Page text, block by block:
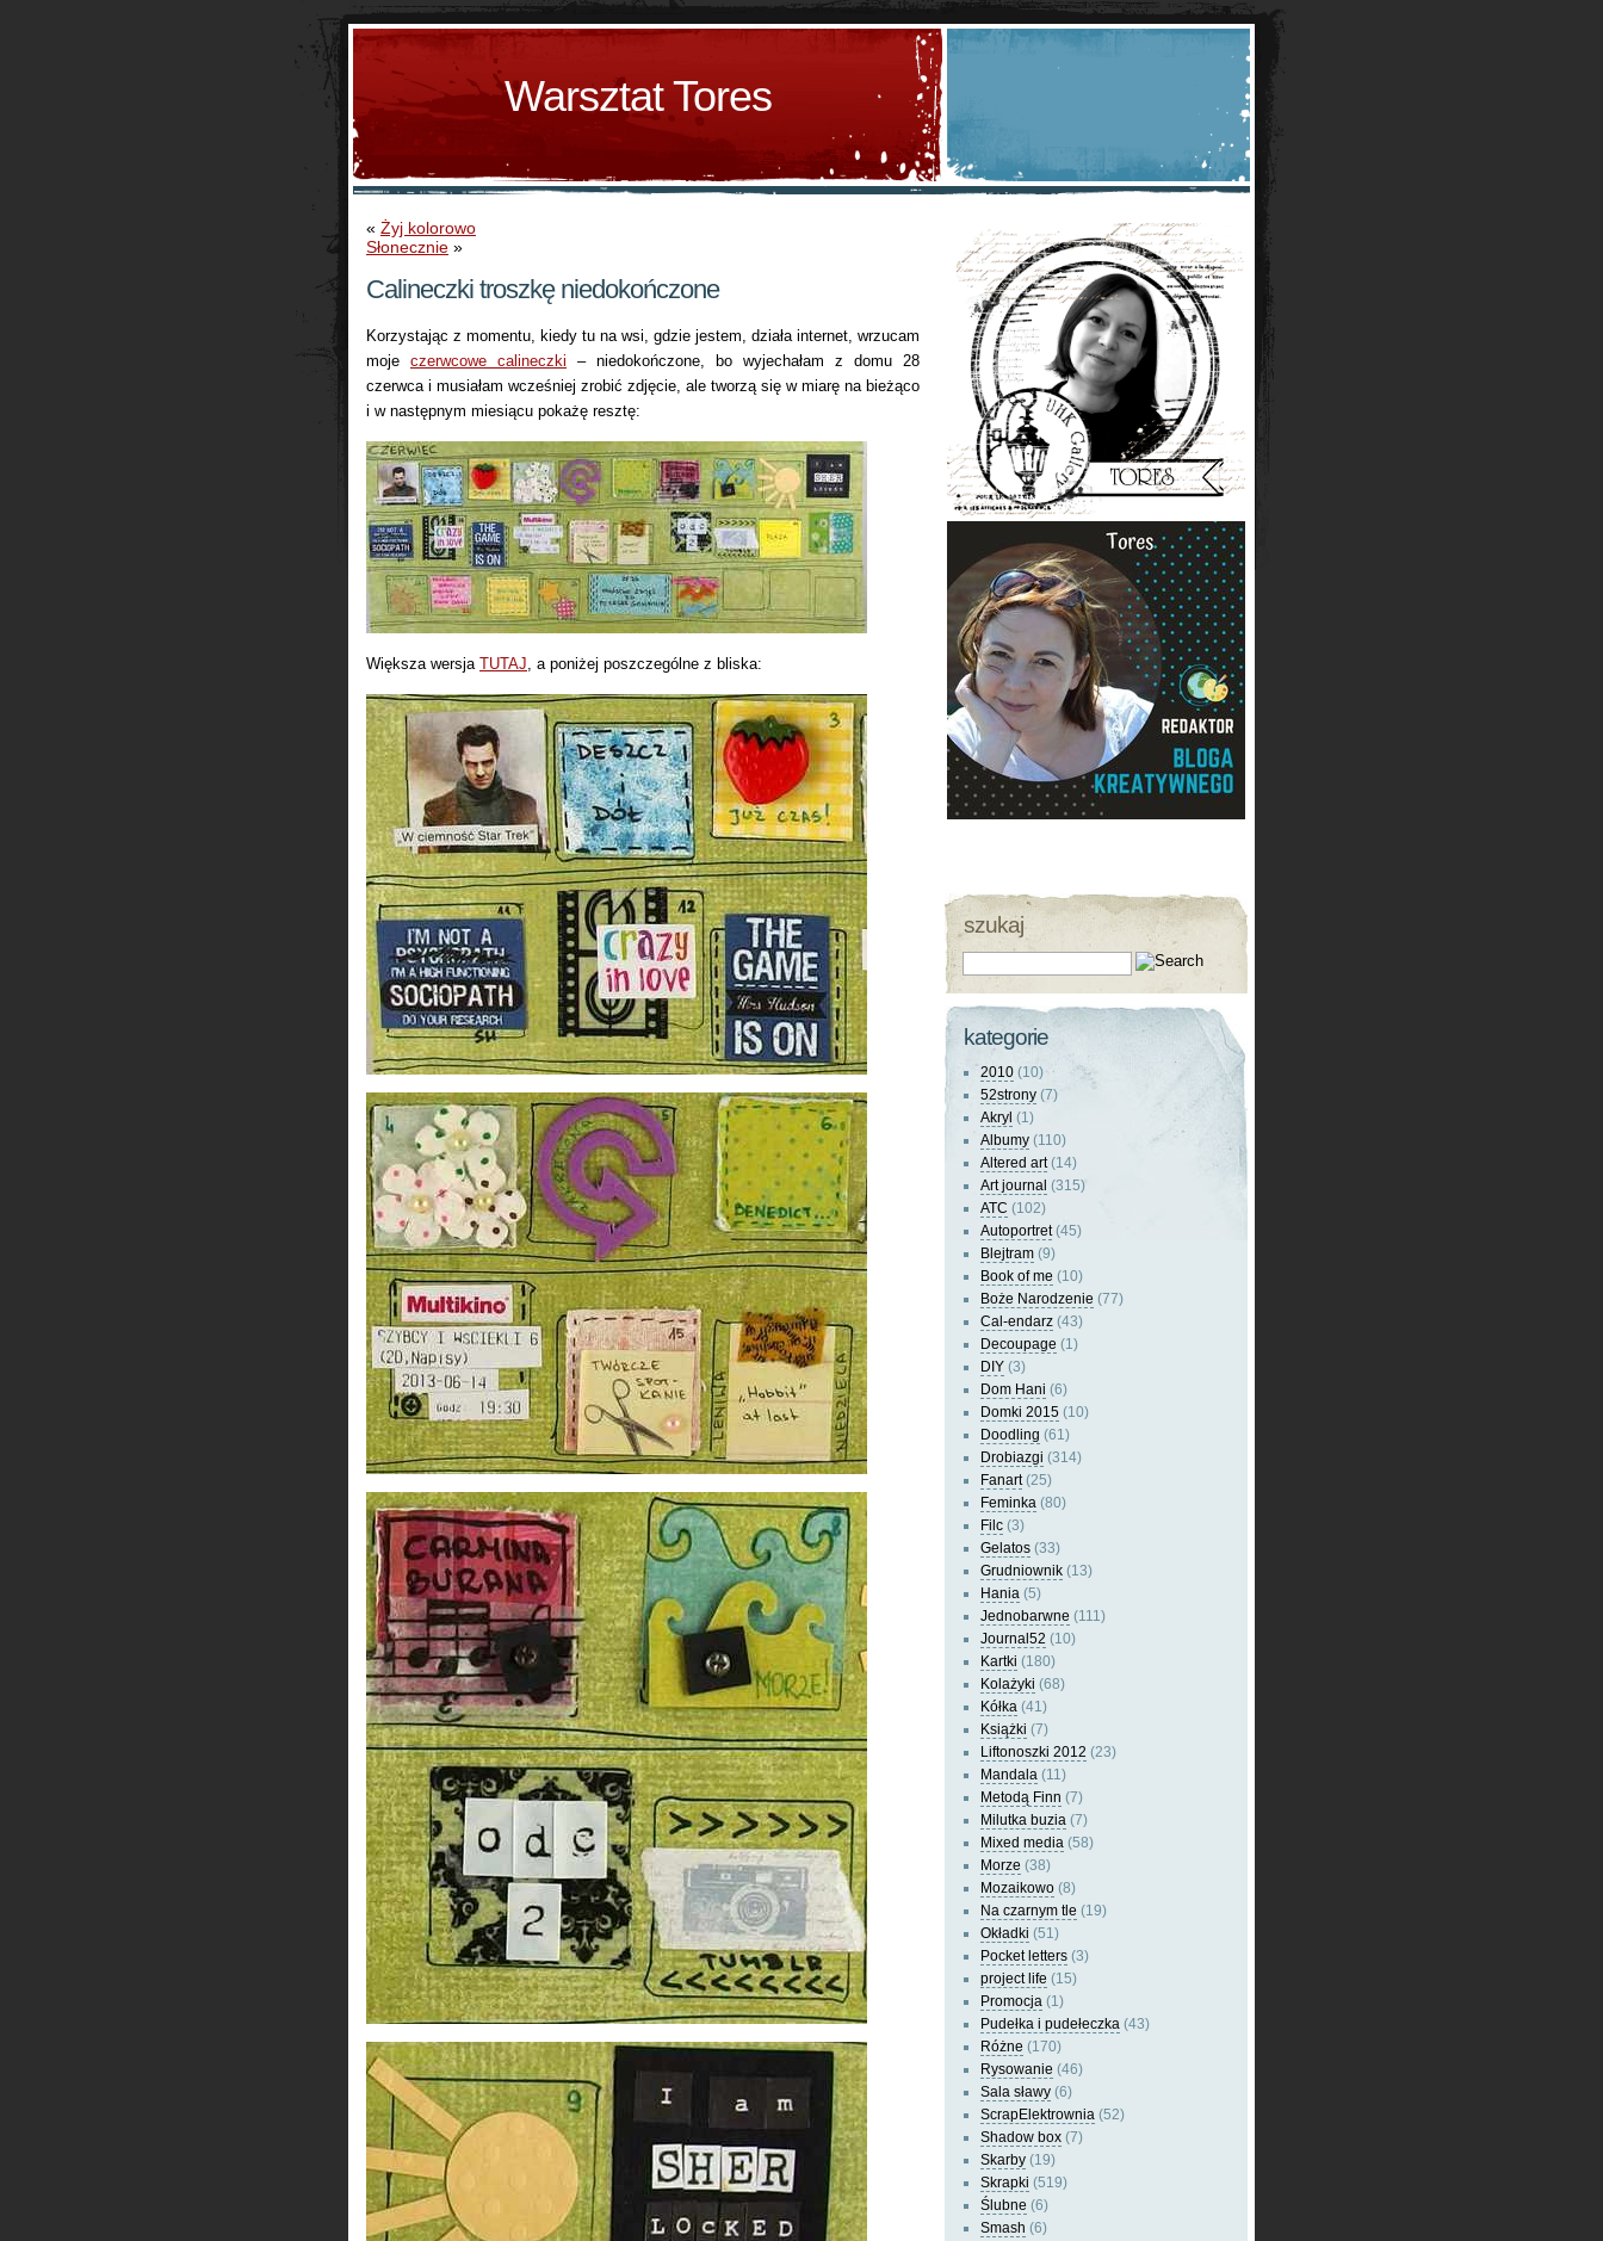
Warsztat Tores
« Żyj kolorowo
Słonecznie »
Calineczki troszkę niedokończone
Korzystając z momentu, kiedy tu na wsi, gdzie jestem, działa internet, wrzucam
moje czerwcowe calineczki – niedokończone, bo wyjechałam z domu 28
czerwca i musiałam wcześniej zrobić zdjęcie, ale tworzą się w miarę na bieżąco
i w następnym miesiącu pokażę resztę:
Większa wersja TUTAJ, a poniżej poszczególne z bliska:
szukaj
kategorie
2010 (10)
52strony (7)
Akryl (1)
Albumy (110)
Altered art(14)
Art journal (315)
ATC (102)
Autoportret(45)
Blejtram (9)
Book of me (10)
Boże Narodzenie (77)
Cal-endarz (43)
Decoupage (1)
DIY (3)
Dom Hani (6)
Domki 2015 (10)
Doodling (61)
Drobiazgi (314)
Fanart(25)
Feminka (80)
Filc (3)
Gelatos (33)
Grudniownik (13)
Hania (5)
Jednobarwne (111)
Journal52 (10)
Kartki (180)
Kolażyki (68)
Kółka (41)
Książki (7)
Liftonoszki 2012 (23)
Mandala (11)
Metodą Finn (7)
Milutka buzia (7)
Mixed media (58)
Morze (38)
Mozaikowo (8)
Na czarnym tle (19)
Okładki (51)
Pocket letters (3)
project life (15)
Promocja (1)
Pudełka i pudełeczka (43)
Różne (170)
Rysowanie (46)
Sala sławy (6)
ScrapElektrownia (52)
Shadow box (7)
Skarby (19)
Skrapki (519)
Ślubne (6)
Smash (6)